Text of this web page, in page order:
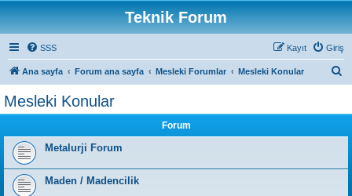
Teknik Forum
SSS Giriş
Kayıt
Ana sayfa Forum ana sayfa Mesleki Forumlar Mesleki Konular
Mesleki Konular
Forum
Metalurji Forum
Maden / Madencilik